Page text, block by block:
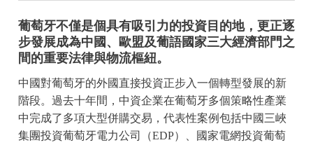
葡萄牙不僅是個具有吸引力的投資目的地，更正逐
步發展成為中國、歐盟及葡語國家三大經濟部門之
間的重要法律與物流樞紐。
中國對葡萄牙的外國直接投資正步入一個轉型發展的新
階段。過去十年間，中資企業在葡萄牙多個策略性產業
中完成了多項大型併購交易，代表性案例包括中國三峽
集團投資葡萄牙電力公司（EDP）、國家電網投資葡萄